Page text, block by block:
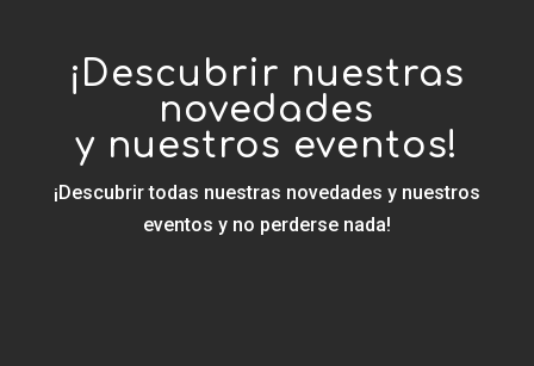
¡Descubrir nuestras
novedades
y nuestros eventos!
¡Descubrir todas nuestras novedades y nuestros
eventos y no perderse nada!